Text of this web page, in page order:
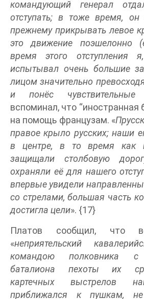
командующий генерал
отступать; в тоже время,
прежнему прикрывать левое
это движение поэшелонно
время этого отступления
испытывал очень большие
лицом значительно
и понёс чувствительные
вспоминал, что “иностранная
на помощь французам. «
правое крыло русских; наши
в центре, в то время как
защищали столбовую
охраняли её для нашего
впервые увидели
со стрелами, большая часть
достигла цели». {17}
Платов сообщил, что
«неприятельский
командою полковника с
баталиона пехоты их
картечных выстрелов
приближался к пушкам,